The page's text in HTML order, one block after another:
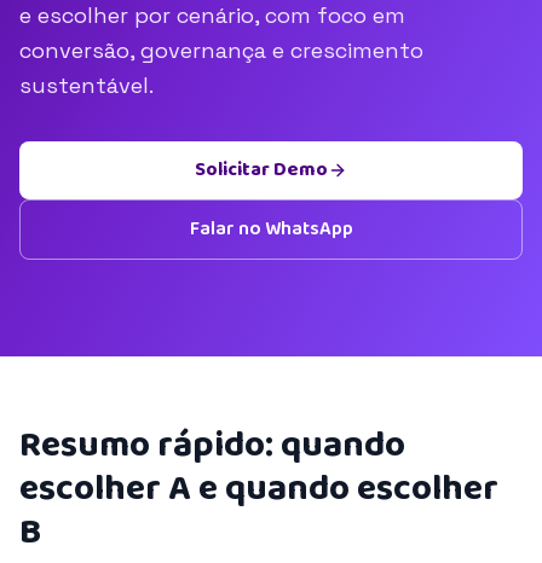
e escolher por cenário, com foco em
conversão, governança e crescimento
sustentável.
Solicitar Demo
Falar no WhatsApp
Resumo rápido: quando
escolher A e quando escolher
B